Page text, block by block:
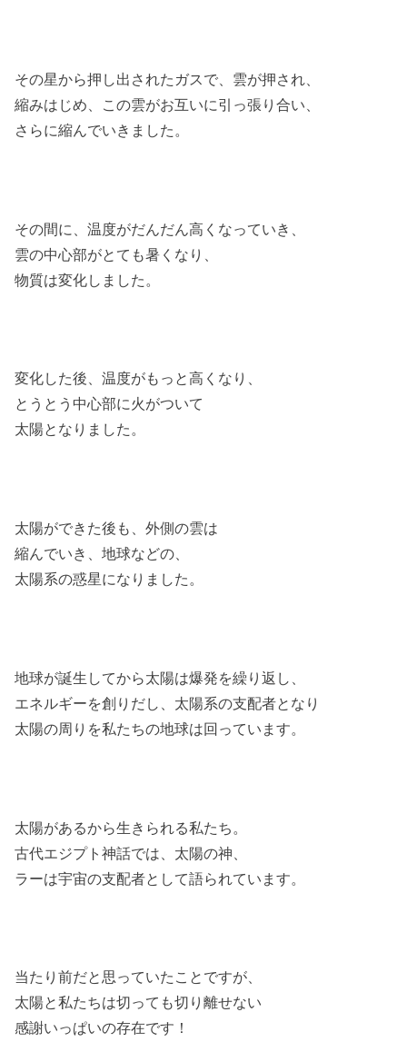
その星から押し出されたガスで、雲が押され、
縮みはじめ、この雲がお互いに引っ張り合い、
さらに縮んでいきました。
その間に、温度がだんだん高くなっていき、
雲の中心部がとても暑くなり、
物質は変化しました。
変化した後、温度がもっと高くなり、
とうとう中心部に火がついて
太陽となりました。
太陽ができた後も、外側の雲は
縮んでいき、地球などの、
太陽系の惑星になりました。
地球が誕生してから太陽は爆発を繰り返し、
エネルギーを創りだし、太陽系の支配者となり
太陽の周りを私たちの地球は回っています。
太陽があるから生きられる私たち。
古代エジプト神話では、太陽の神、
ラーは宇宙の支配者として語られています。
当たり前だと思っていたことですが、
太陽と私たちは切っても切り離せない
感謝いっぱいの存在です！